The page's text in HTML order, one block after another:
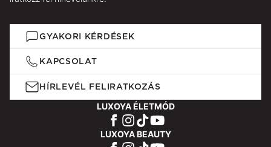
GYAKORI KÉRDÉSEK
KAPCSOLAT
HÍRLEVÉL FELIRATKOZÁS
LUXOYA ÉLETMÓD
LUXOYA BEAUTY